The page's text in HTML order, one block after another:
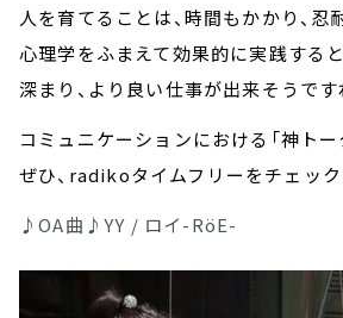
人を育てることは、時間もかかり、忍
心理学をふまえて効果的に実践する
深まり、より良い仕事が出来そうです
コミュニケーションにおける「神トー
ぜひ、radikoタイムフリーをチェック
♪OA曲♪YY / ロイ-RöE-